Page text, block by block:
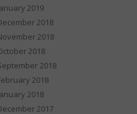
2019
2018
2018
2018
2018
2018
2018
2017